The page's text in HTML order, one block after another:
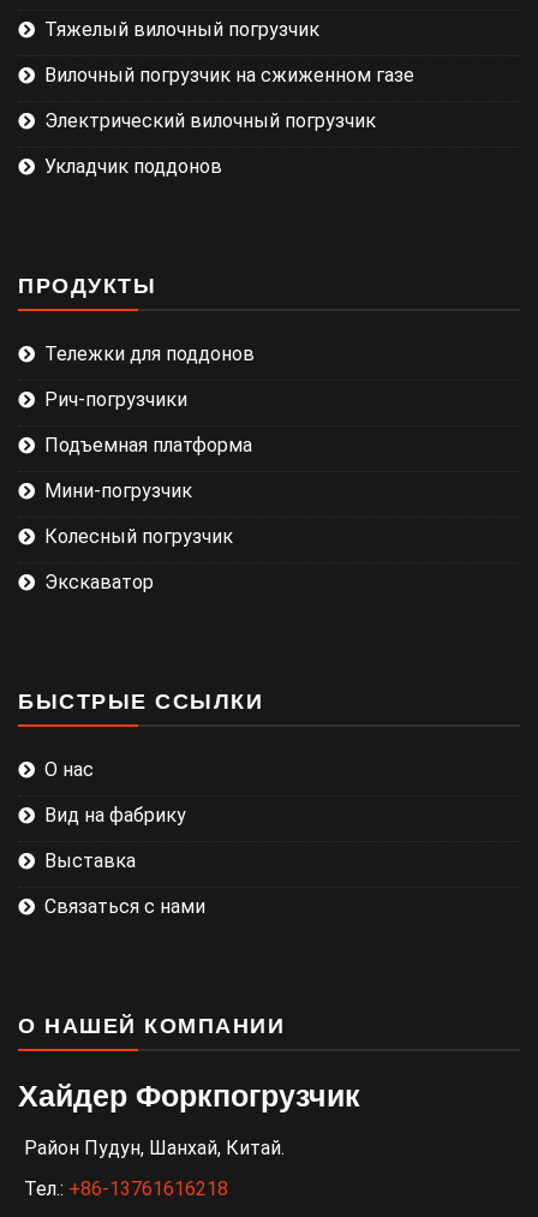
Тяжелый вилочный погрузчик
Вилочный погрузчик на сжиженном газе
Электрический вилочный погрузчик
Укладчик поддонов
ПРОДУКТЫ
Тележки для поддонов
Рич-погрузчики
Подъемная платформа
Мини-погрузчик
Колесный погрузчик
Экскаватор
БЫСТРЫЕ ССЫЛКИ
О нас
Вид на фабрику
Выставка
Связаться с нами
О НАШЕЙ КОМПАНИИ
Хайдер Форкпогрузчик
Район Пудун, Шанхай, Китай.
Тел.: +86-13761616218